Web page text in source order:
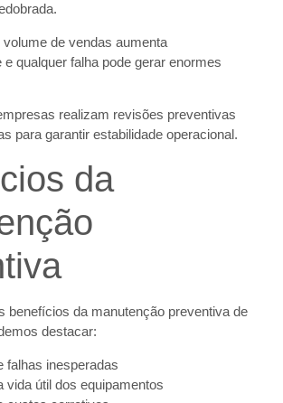
de vendas aumenta
qualquer falha pode gerar enormes
realizam revisões preventivas
para garantir estabilidade operacional.
da
benefícios da manutenção preventiva de
destacar:
falhas inesperadas
vida útil dos equipamentos